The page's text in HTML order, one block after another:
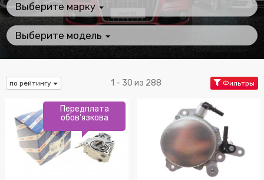
Выберите марку
Выберите модель
по рейтингу 1 - 30 из 288 Фильтры
Передплата
обов'язкова